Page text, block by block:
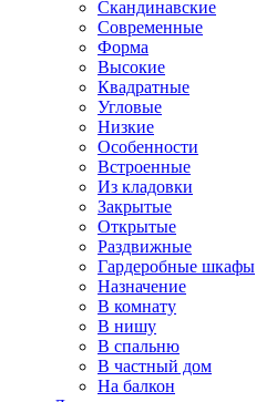
Скандинавские
Современные
Форма
Высокие
Квадратные
Угловые
Низкие
Особенности
Встроенные
Из кладовки
Закрытые
Открытые
Раздвижные
Гардеробные шкафы
Назначение
В комнату
В нишу
В спальню
В частный дом
На балкон